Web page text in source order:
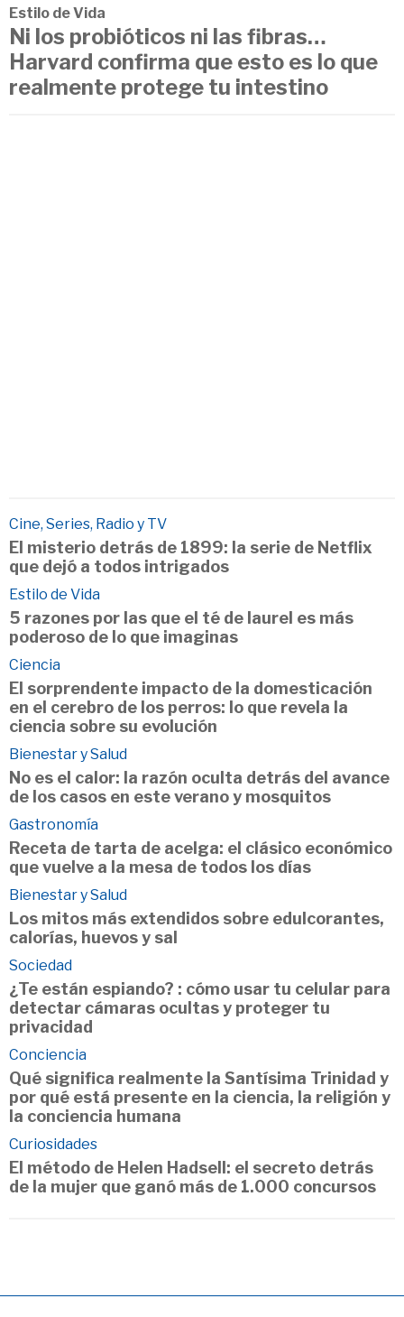
Estilo de Vida
Ni los probióticos ni las fibras…
Harvard confirma que esto es lo que
realmente protege tu intestino
Cine, Series, Radio y TV
El misterio detrás de 1899: la serie de Netflix
que dejó a todos intrigados
Estilo de Vida
5 razones por las que el té de laurel es más
poderoso de lo que imaginas
Ciencia
El sorprendente impacto de la domesticación
en el cerebro de los perros: lo que revela la
ciencia sobre su evolución
Bienestar y Salud
No es el calor: la razón oculta detrás del avance
de los casos en este verano y mosquitos
Gastronomía
Receta de tarta de acelga: el clásico económico
que vuelve a la mesa de todos los días
Bienestar y Salud
Los mitos más extendidos sobre edulcorantes,
calorías, huevos y sal
Sociedad
¿Te están espiando? : cómo usar tu celular para
detectar cámaras ocultas y proteger tu
privacidad
Conciencia
Qué significa realmente la Santísima Trinidad y
por qué está presente en la ciencia, la religión y
la conciencia humana
Curiosidades
El método de Helen Hadsell: el secreto detrás
de la mujer que ganó más de 1.000 concursos